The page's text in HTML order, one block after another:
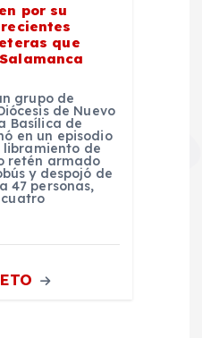
por su
que
grupo de
de Nuevo
Basílica de
en un episodio
libramiento de
retén armado
y despojó de
47 personas,